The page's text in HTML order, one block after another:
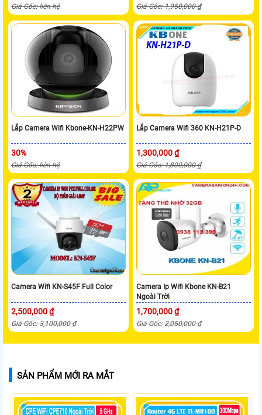
Giá Gốc: liên hệ Giá Gốc: 1,950,000 ₫
Lắp Camera Wifi Kbone-KN-H22PW
30%
Giá Gốc: liên hệ
Lắp Camera Wifi 360 KN-H21P-D
1,300,000 ₫
Giá Gốc: 1,800,000 ₫
Camera Wifi KN-S45F Full Color
2,500,000 ₫
Giá Gốc: 3,100,000 ₫
Camera Ip Wifi Kbone KN-B21
Ngoài Trời
1,700,000 ₫
Giá Gốc: 2,050,000 ₫
SẢN PHẨM MỚI RA MẮT